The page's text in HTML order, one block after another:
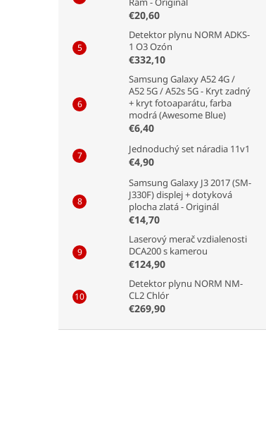
€20,60
Detektor plynu NORM ADKS-
1 O3 Ozón
€332,10
Samsung Galaxy A52 4G /
A52 5G / A52s 5G - Kryt zadný
+ kryt fotoaparátu, farba
modrá (Awesome Blue)
€6,40
Jednoduchý set náradia 11v1
€4,90
Samsung Galaxy J3 2017 (SM-
J330F) displej + dotyková
plocha zlatá - Originál
€14,70
Laserový merač vzdialenosti
DCA200 s kamerou
€124,90
Detektor plynu NORM NM-
CL2 Chlór
€269,90